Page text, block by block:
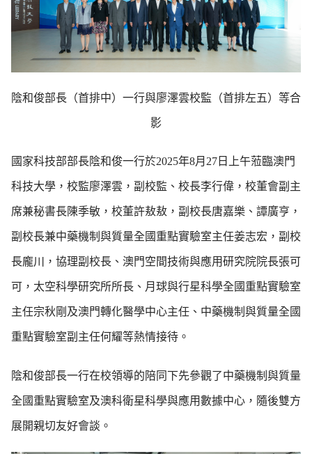
陰和俊部長（首排中）一行與廖澤雲校監（首排左五）等合
影
國家科技部部長陰和俊一行於2025年8月27日上午蒞臨澳門
科技大學，校監廖澤雲，副校監、校長李行偉，校董會副主
席兼秘書長陳季敏，校董許敖敖，副校長唐嘉樂、譚廣亨，
副校長兼中藥機制與質量全國重點實驗室主任姜志宏，副校
長龐川，協理副校長、澳門空間技術與應用研究院院長張可
可，太空科學研究所所長、月球與行星科學全國重點實驗室
主任宗秋剛及澳門轉化醫學中心主任、中藥機制與質量全國
重點實驗室副主任何耀等熱情接待。
陰和俊部長一行在校領導的陪同下先參觀了中藥機制與質量
全國重點實驗室及澳科衛星科學與應用數據中心，隨後雙方
展開親切友好會談。